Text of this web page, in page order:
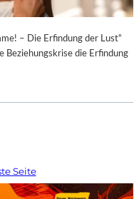
– Die Erfindung der Lust“
Beziehungskrise die Erfindung
Seite